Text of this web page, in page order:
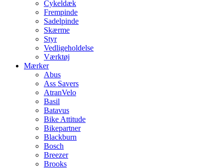
Cykeldæk
Frempinde
Sadelpinde
Skærme
Styr
Vedligeholdelse
Værktøj
Mærker
Abus
Ass Savers
AtranVelo
Basil
Batavus
Bike Attitude
Bikepartner
Blackburn
Bosch
Breezer
Brooks